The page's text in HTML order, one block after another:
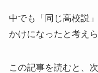
中でも「同じ高校説
かけになったと考えら
この記事を読むと、